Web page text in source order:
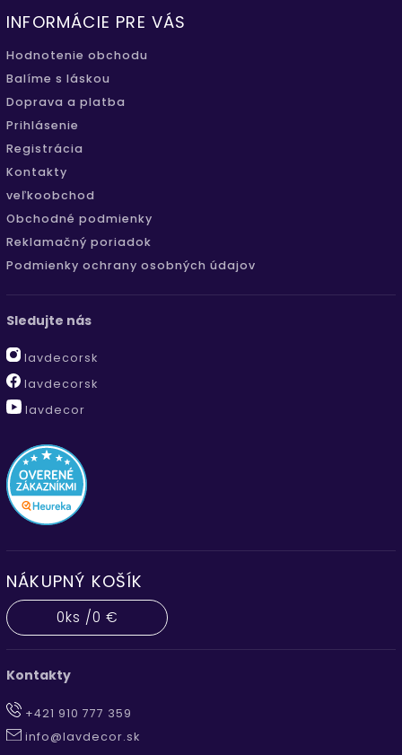
INFORMÁCIE PRE VÁS
Hodnotenie obchodu
Balíme s láskou
Doprava a platba
Prihlásenie
Registrácia
Kontakty
veľkoobchod
Obchodné podmienky
Reklamačný poriadok
Podmienky ochrany osobných údajov
Sledujte nás
lavdecorsk
lavdecorsk
lavdecor
NÁKUPNÝ KOŠÍK
0ks /0 €
Kontakty
+421 910 777 359
info@lavdecor.sk